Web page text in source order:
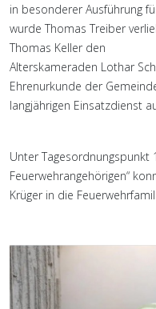
in besonderer Ausführung
wurde Thomas Treiber
Thomas Keller den
Alterskameraden Lothar
Ehrenurkunde der
langjährigen Einsatzdienst
Unter Tagesordnungspunkt
Feuerwehrangehörigen“
Krüger in die